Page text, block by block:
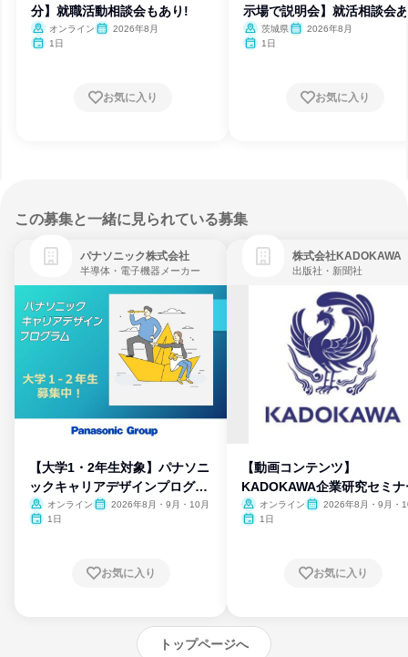
分】就職活動相談会もあり!
オンライン
2026年8月
1日
お気に入り
示場で説明会】就活相談会
茨城県
2026年8月
1日
お気に入り
この募集と一緒に見られている募集
パナソニック株式会社
半導体・電子機器メーカー
【大学1・2年生対象】パナソニ
ックキャリアデザインプログラ
ム
オンライン
2026年8月・9月・10月
1日
お気に入り
株式会社KADOKAWA
出版社・新聞社
【動画コンテンツ】
KADOKAWA企業研究セミナ
オンライン
2026年8月・9月・
1日
お気に入り
トップページへ